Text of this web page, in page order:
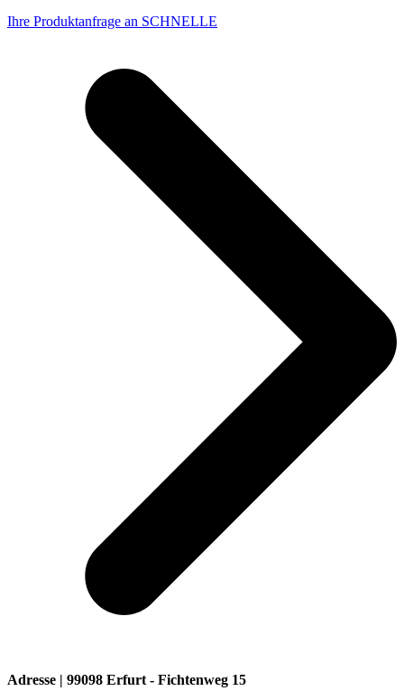
Ihre Produktanfrage an SCHNELLE
Adresse | 99098 Erfurt - Fichtenweg 15